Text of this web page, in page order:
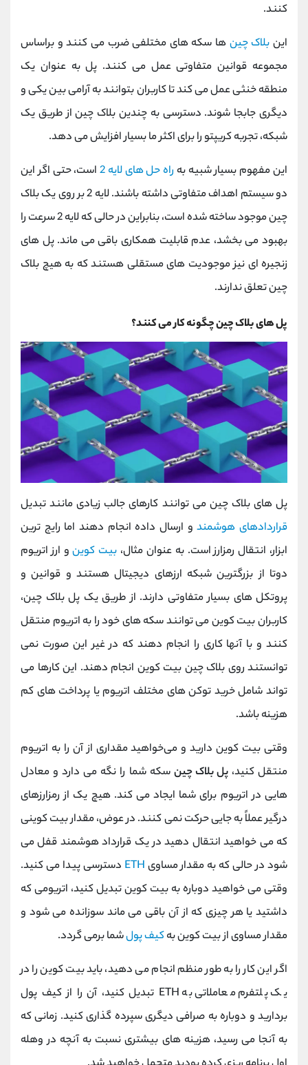
کنند.
این بلاک چین ها سکه های مختلفی ضرب می کنند و براساس
مجموعه قوانین متفاوتی عمل می کنند. پل به عنوان یک
منطقه خنثی عمل می کند تا کاربران بتوانند به آرامی بین یکی و
دیگری جابجا شوند. دسترسی به چندین بلاک چین از طریق یک
شبکه، تجربه کریپتو را برای اکثر ما بسیار افزایش می دهد.
این مفهوم بسیار شبیه به راه حل های لایه 2 است، حتی اگر این
دو سیستم اهداف متفاوتی داشته باشند. لایه 2 بر روی یک بلاک
چین موجود ساخته شده است، بنابراین در حالی که لایه 2 سرعت را
بهبود می بخشد، عدم قابلیت همکاری باقی می ماند. پل های
زنجیره ای نیز موجودیت های مستقلی هستند که به هیچ بلاک
چین تعلق ندارند.
پل های بلاک چین چگونه کار می کنند؟
پل های بلاک چین می توانند کارهای جالب زیادی مانند تبدیل
قراردادهای هوشمندو ارسال داده انجام دهند اما رایج ترین
ابزار، انتقال رمزارز است. به عنوان مثال، بیت کوینو ارز اتریوم
دوتا از بزرگترین شبکه ارزهای دیجیتال هستند و قوانین و
پروتکل‌ های بسیار متفاوتی دارند. از طریق یک پل بلاک چین،
کاربران بیت کوین می توانند سکه های خود را به اتریوم منتقل
کنند و با آنها کاری را انجام دهند که در غیر این صورت نمی
توانستند روی بلاک چین بیت کوین انجام دهند. این کارها می
تواند شامل خرید توکن های مختلف اتریوم یا پرداخت های کم
هزینه باشد.
وقتی بیت کوین دارید و می‌خواهید مقداری از آن را به اتریوم
منتقل کنید،پل بلاک چین سکه شما را نگه می ‌دارد و معادل‌
هایی در اتریوم برای شما ایجاد می ‌کند. هیچ یک از رمزارزهای
درگیر عملاً به جایی حرکت نمی کنند. در عوض، مقدار بیت کوینی
که می خواهید انتقال دهید در یک قرارداد هوشمند قفل می
شود در حالی که به مقدار مساوی ETH دسترسی پیدا می کنید.
وقتی می ‌خواهید دوباره به بیت‌ کوین تبدیل کنید، اتریومی که
داشتید یا هر چیزی که از آن باقی می ‌ماند سوزانده می ‌شود و
مقدار مساوی از بیت‌ کوین بهکیف پولشما برمی ‌گردد.
اگر این کار را به طور منظم انجام می دهید، باید بیت کوین را در
یک پلتفرم معاملاتی به ETH تبدیل کنید، آن را از کیف پول
بردارید و دوباره به صرافی دیگری سپرده گذاری کنید. زمانی که
به آنجا می رسید، هزینه های بیشتری نسبت به آنچه در وهله